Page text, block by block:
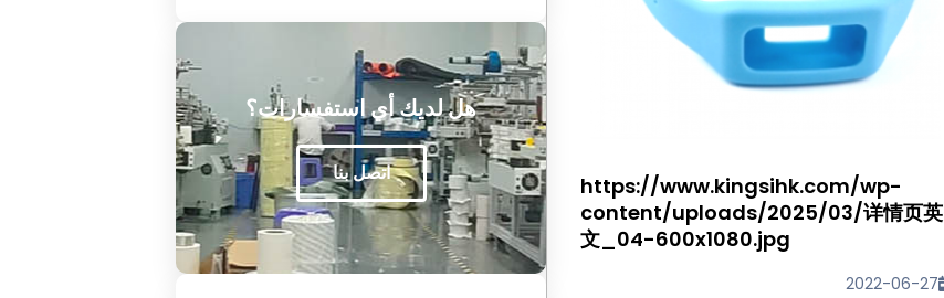
https://www.kingsihk.com/wp-
content/uploads/2025/03/详情页英
文_04-600x1080.jpg
2022-06-27
هل لديك أي استفسارات؟
اتصل بنا